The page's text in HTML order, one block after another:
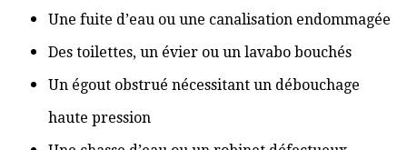
Une fuite d’eau ou une canalisation endommagée
Des toilettes, un évier ou un lavabo bouchés
Un égout obstrué nécessitant un débouchage
haute pression